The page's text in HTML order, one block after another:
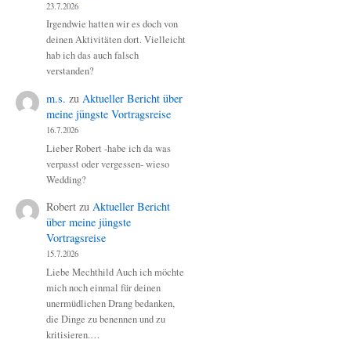
23.7.2026
Irgendwie hatten wir es doch von
deinen Aktivitäten dort. Vielleicht
hab ich das auch falsch
verstanden?
m.s. zu Aktueller Bericht über
meine jüngste Vortragsreise
16.7.2026
Lieber Robert -habe ich da was
verpasst oder vergessen- wieso
Wedding?
Robert zu Aktueller Bericht
über meine jüngste
Vortragsreise
15.7.2026
Liebe Mechthild Auch ich möchte
mich noch einmal für deinen
unermüdlichen Drang bedanken,
die Dinge zu benennen und zu
kritisieren.…